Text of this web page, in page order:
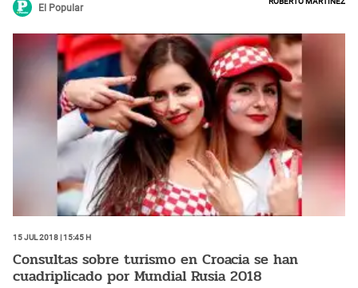
El Popular
15 Jul 2018 | 15:45 h
Consultas sobre turismo en Croacia se han
cuadriplicado por Mundial Rusia 2018